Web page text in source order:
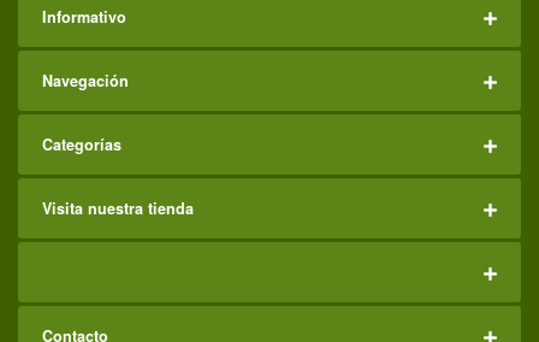
Informativo
Navegación
Categorías
Visita nuestra tienda
Contacto